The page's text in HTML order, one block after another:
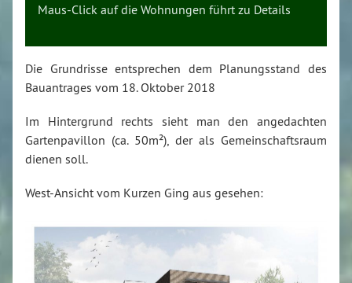
Maus-Click auf die Wohnungen führt zu Details
Die Grundrisse entsprechen dem Planungsstand des
Bauantrages vom 18. Oktober 2018
Im Hintergrund rechts sieht man den angedachten
Gartenpavillon (ca. 50m²), der als Gemeinschaftsraum
dienen soll.
West-Ansicht vom Kurzen Ging aus gesehen: